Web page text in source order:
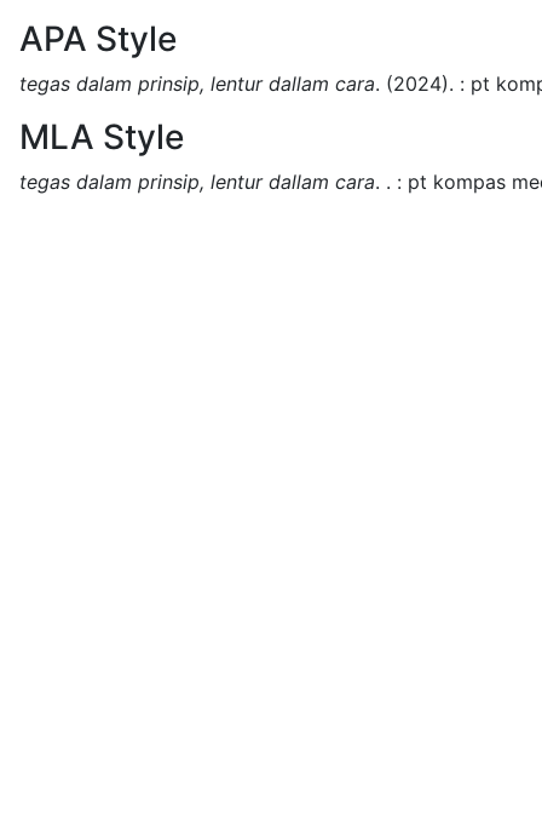
APA Style
tegas dalam prinsip, lentur dallam cara. (2024). : pt
MLA Style
tegas dalam prinsip, lentur dallam cara. . : pt kompas